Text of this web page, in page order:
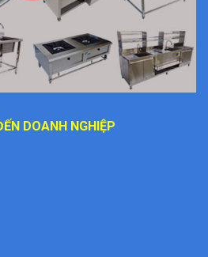
DOANH NGHIỆP